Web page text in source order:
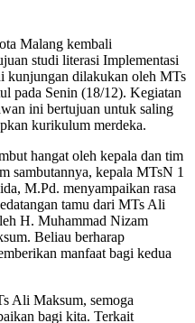
Malang kembali
studi literasi Implementasi
dilakukan oleh MTs
pada Senin (18/12). Kegiatan
ini bertujuan untuk saling
kurikulum merdeka.
hangat oleh kepala dan tim
sambutannya, kepala MTsN 1
M.Pd. menyampaikan rasa
tamu dari MTs Ali
H. Muhammad Nizam
Beliau berharap
manfaat bagi kedua
Ali Maksum, semoga
bagi kita. Terkait